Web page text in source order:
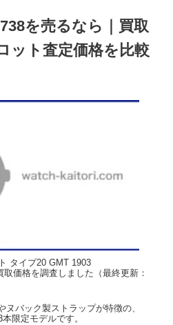
を売るなら｜買取
ット査定価格を比較
タイプ20 GMT 1903
価格を調査しました（最終更新：
バック製ストラップが特徴の、
限定モデルです。